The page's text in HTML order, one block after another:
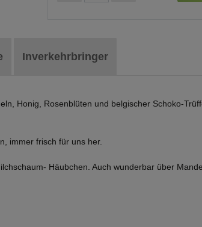
Inverkehrbringer
Honig, Rosenblüten und belgischer Schoko-
immer frisch für uns her.
Häubchen. Auch wunderbar über